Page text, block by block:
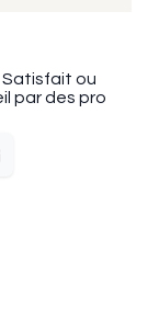
Satisfait ou
par des pro